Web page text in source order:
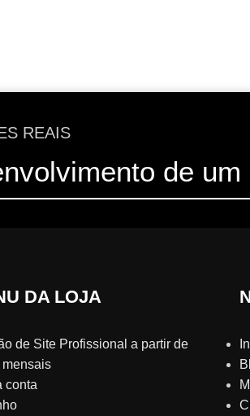
REAIS
de um
DA LOJA
de Site Profissional a partir de
conta